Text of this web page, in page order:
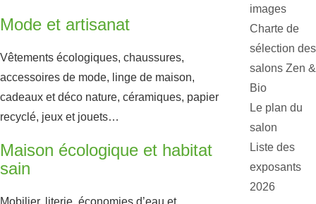
Mode et artisanat
Vêtements écologiques, chaussures,
accessoires de mode, linge de maison,
cadeaux et déco nature, céramiques, papier
recyclé, jeux et jouets…
Maison écologique et habitat
sain
Mobilier, literie, économies d’eau et
images
Charte de
sélection des
salons Zen &
Bio
Le plan du
salon
Liste des
exposants
2026